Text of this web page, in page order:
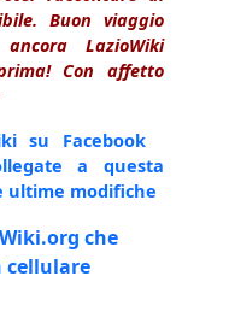
Buon viaggio
LazioWiki
Con affetto
su Facebook
a questa
ultime modifiche
che
cellulare